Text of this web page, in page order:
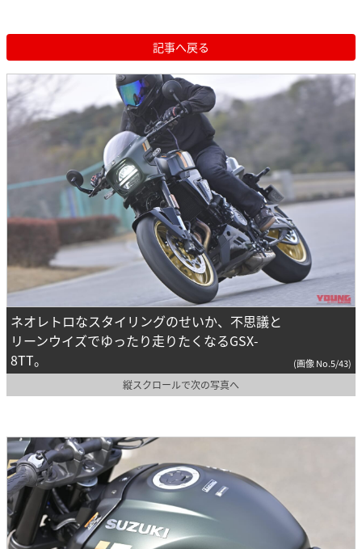
記事へ戻る
ネオレトロなスタイリングのせいか、不思議と
リーンウイズでゆったり走りたくなるGSX-
8TT。
(画像 No.5/43)
縦スクロールで次の写真へ